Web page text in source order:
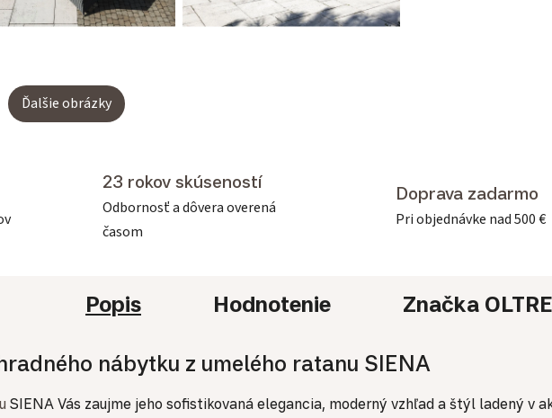
Ďalšie obrázky
23 rokov skúseností
Odbornosť a dôvera overená
časom
Doprava zadarmo
Pri objednávke nad 500 €
Popis Hodnotenie Značka OLTRE
nábytku z umelého ratanu SIENA
SIENA Vás zaujme jeho sofistikovaná elegancia, moderný vzhľad a štýl ladený v